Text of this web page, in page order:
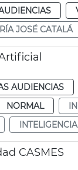
JOSÉ CATALÁ
AUDIENCIAS
NORMAL
CASMES